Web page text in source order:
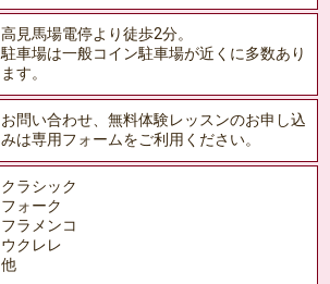
高見馬場電停より徒歩2分。
駐車場は一般コイン駐車場が近くに多数あり
ます。
お問い合わせ、無料体験レッスンのお申し込
みは専用フォームをご利用ください。
クラシック
フォーク
フラメンコ
ウクレレ
他